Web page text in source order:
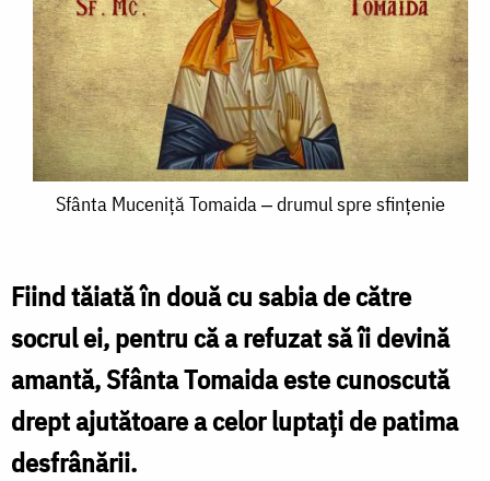
Sfânta
‒
drumul
spre
sfințenie
Sfânta Muceniță Tomaida ‒ drumul spre sfințenie
Fiind tăiată în două cu sabia de către
socrul ei, pentru că a refuzat să îi devină
amantă, Sfânta Tomaida este cunoscută
drept ajutătoare a celor luptați de patima
desfrânării.